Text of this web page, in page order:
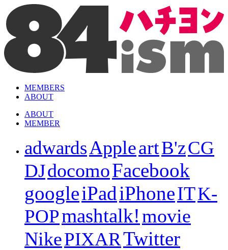
MEMBERS
ABOUT
ABOUT
MEMBER
adwardsAppleartB'zCG
DJdocomoFacebook
googleiPadiPhoneITK-
POPmashtalk!movie
NikePIXARTwitter